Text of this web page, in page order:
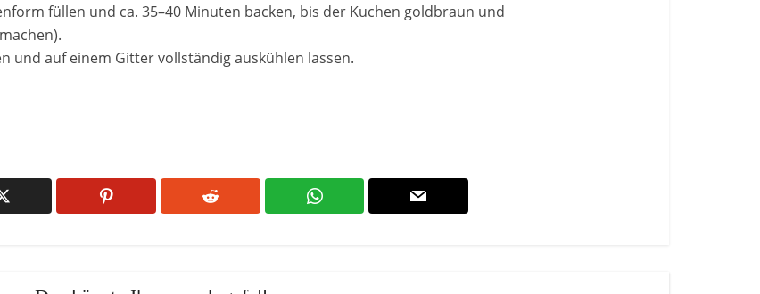
füllen und ca. 35–40 Minuten backen, bis der Kuchen goldbraun und
und auf einem Gitter vollständig auskühlen lassen.